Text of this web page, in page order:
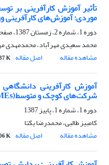
تأثیر آموزش کارآفرینی بر
موردی: آموزش‌های کارآفرینی
دوره 1، شماره 2، زمستان 1387، صفحه
محمد سعیدی مهرآباد، محمدمهدی
مشاهده مقاله
اصل مقاله K
آموزش کارآفرینی
شرکت‌های کوچک و متوسط(SMEs) دانش بنیان
دوره 1، شماره 1، پاییز 1387
کامبیز طالبی، محمدرضا یکتا
مشاهده مقاله
اصل مقاله K